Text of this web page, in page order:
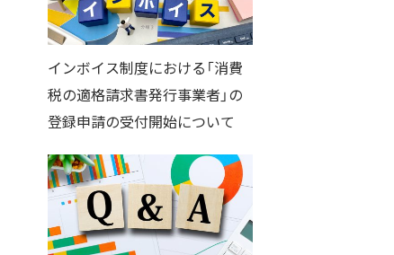
インボイス制度における「消費
税の適格請求書発行事業者」の
登録申請の受付開始について